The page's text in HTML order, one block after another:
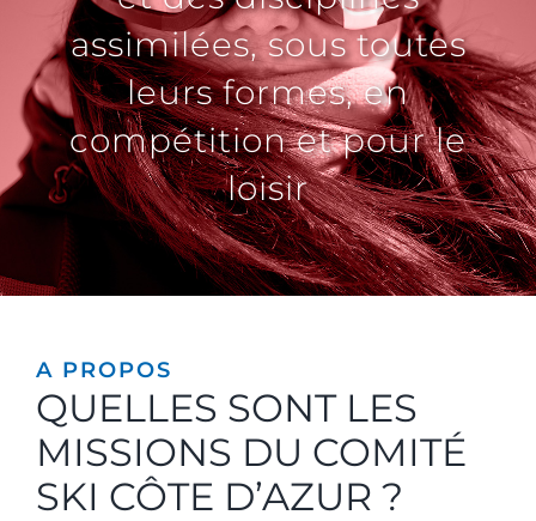
assimilées, sous toutes
leurs formes, en
compétition et pour le
loisir
A PROPOS
QUELLES SONT LES
MISSIONS DU COMITÉ
SKI CÔTE D’AZUR ?